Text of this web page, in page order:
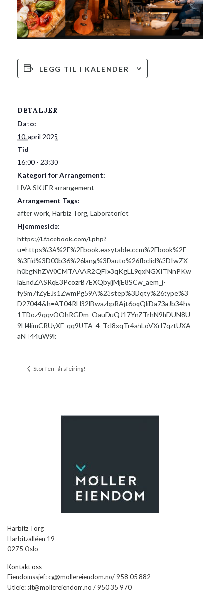
LEGG TIL I KALENDER
DETALJER
Dato:
10. april 2025
Tid
16:00 - 23:30
Kategori for Arrangement:
HVA SKJER arrangement
Arrangement Tags:
after work, Harbiz Torg, Laboratoriet
Hjemmeside:
https://l.facebook.com/l.php?
u=https%3A%2F%2Fbook.easytable.com%2Fbook%2F
%3Fid%3D00b36%26lang%3Dauto%26fbclid%3DIwZX
h0bgNhZW0CMTAAAR2QFIx3qKgLL9qxNGXITNnPKw
laEndZASRqE3PcozrB7EXQbyijMjE8SCw_aem_j-
fySm7fZyEJs1ZwmPg59A%23step%3Dqty%26type%3
D27044&h=AT04RH32lBwazbpRAjt6oqQliDa73aJb34hs
1TDoz9qqvOOhRGDm_OauDuQJ17YnZTrhN9hDUN8U
9H4limCRUyXF_qq9UTA_4_Tcl8xqTr4ahLoVXrI7qztUXA
aNT44uW9k
Stor fem-årsfeiring!
Harbitz Torg
Harbitzalléen 19
0275 Oslo
Kontakt oss
Eiendomssjef: cg@mollereiendom.no/ 958 05 882
Utleie: slt@mollereiendom.no / 950 35 970